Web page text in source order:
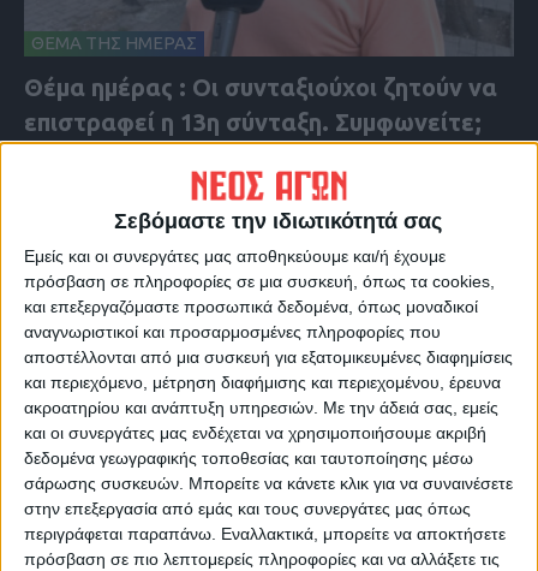
Σεβόμαστε την ιδιωτικότητά σας
Εμείς και οι συνεργάτες μας αποθηκεύουμε και/ή έχουμε
πρόσβαση σε πληροφορίες σε μια συσκευή, όπως τα cookies,
και επεξεργαζόμαστε προσωπικά δεδομένα, όπως μοναδικοί
αναγνωριστικοί και προσαρμοσμένες πληροφορίες που
αποστέλλονται από μια συσκευή για εξατομικευμένες διαφημίσεις
και περιεχόμενο, μέτρηση διαφήμισης και περιεχομένου, έρευνα
ακροατηρίου και ανάπτυξη υπηρεσιών. Με την άδειά σας, εμείς
και οι συνεργάτες μας ενδέχεται να χρησιμοποιήσουμε ακριβή
δεδομένα γεωγραφικής τοποθεσίας και ταυτοποίησης μέσω
σάρωσης συσκευών. Μπορείτε να κάνετε κλικ για να συναινέσετε
στην επεξεργασία από εμάς και τους συνεργάτες μας όπως
περιγράφεται παραπάνω. Εναλλακτικά, μπορείτε να αποκτήσετε
πρόσβαση σε πιο λεπτομερείς πληροφορίες και να αλλάξετε τις
ΘΕΜΑ ΤΗΣ ΗΜΕΡΑΣ
Θέμα ημέρας : Οι συνταξιούχοι ζητούν να
επιστραφεί η 13η σύνταξη. Συμφωνείτε;